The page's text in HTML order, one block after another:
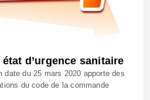
d’urgence sanitaire
date du 25 mars 2020 apporte des
du code de la commande